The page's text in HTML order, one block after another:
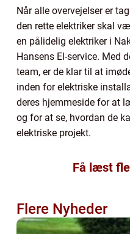
Når alle overvejelser er
den rette elektriker skal
en pålidelig elektriker i
Hansens El-service. Med
team, er de klar til at
inden for elektriske
deres hjemmeside for at
og for at se, hvordan de
elektriske projekt.
Få læst
Flere Nyheder